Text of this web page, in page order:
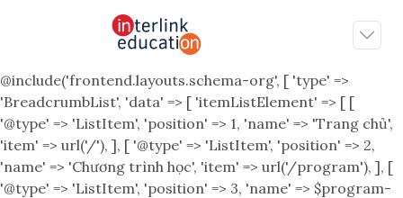
@include('frontend.layouts.schema-org', [ 'type' =>
'BreadcrumbList', 'data' => [ 'itemListElement' => [ [
'@type' => 'ListItem', 'position' => 1, 'name' => 'Trang chủ',
'item' => url('/'), ], [ '@type' => 'ListItem', 'position' => 2,
'name' => 'Chương trình học', 'item' => url('/program'), ], [
'@type' => 'ListItem', 'position' => 3, 'name' => $program-